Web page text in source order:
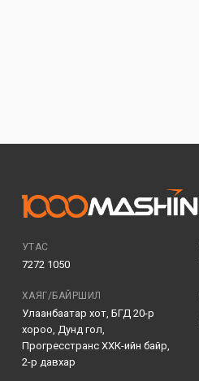
УТАС
7272 1050
ХАЯГ/БАЙРШИЛ
Улаанбаатар хот, БГД 20-р
хороо, Дунд гол,
Прогресстранс ХХК-ийн байр,
2-р давхар